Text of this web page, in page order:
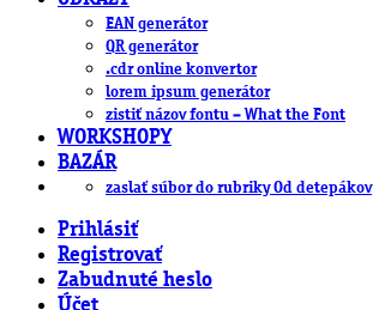
EAN generátor
QR generátor
.cdr online konvertor
lorem ipsum generátor
zistiť názov fontu – What the Font
WORKSHOPY
BAZÁR
zaslať súbor do rubriky Od detepákov
Prihlásiť
Registrovať
Zabudnuté heslo
Účet